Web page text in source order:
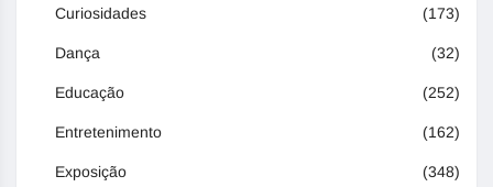
Curiosidades (173)
Dança (32)
Educação (252)
Entretenimento (162)
Exposição (348)